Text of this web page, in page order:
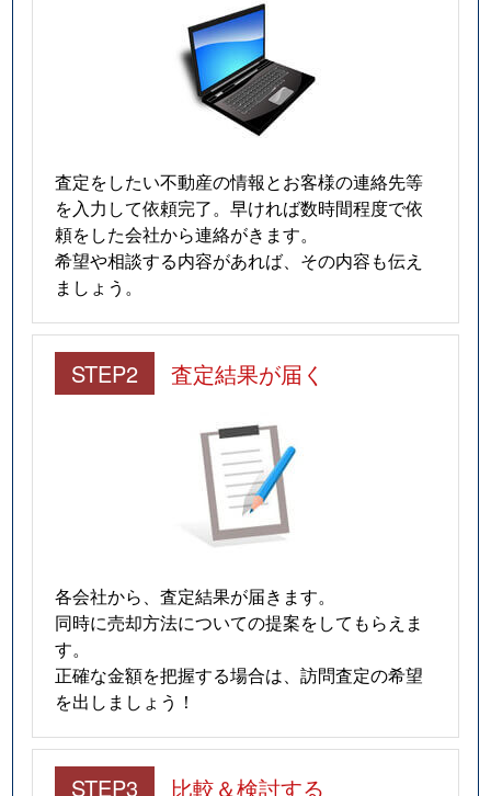
査定をしたい不動産の情報とお客様の連絡先等
を入力して依頼完了。早ければ数時間程度で依
頼をした会社から連絡がきます。
希望や相談する内容があれば、その内容も伝え
ましょう。
STEP2 査定結果が届く
各会社から、査定結果が届きます。
同時に売却方法についての提案をしてもらえま
す。
正確な金額を把握する場合は、訪問査定の希望
を出しましょう！
STEP3 比較＆検討する